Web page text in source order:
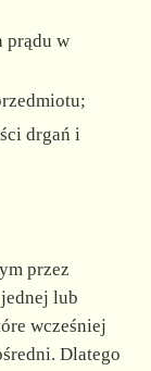
prądu w
drgań i
przez
lub
wcześniej
Dlatego